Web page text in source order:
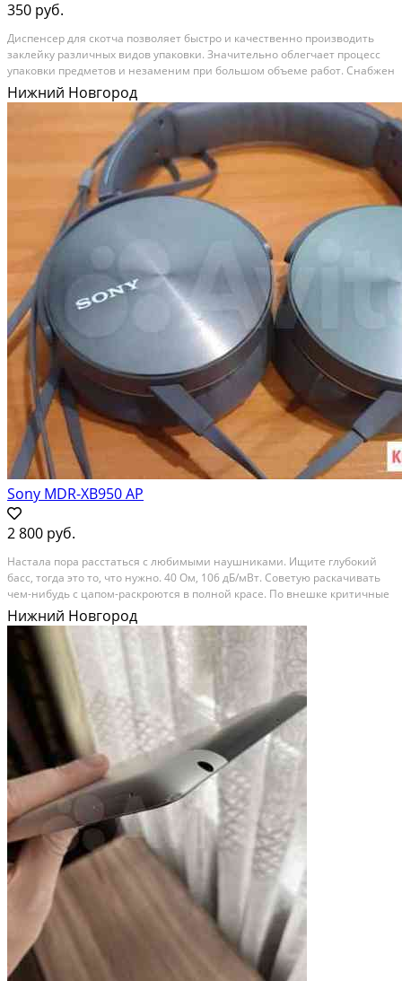
350 руб.
Диспенсер для скотча позволяет быстро и качественно производить
заклейку различных видов упаковки. Значительно облегчает процесс
упаковки предметов и незаменим при большом объеме работ. Снабжен
удобной ручкой, каучуковым валиком и отрезным металлическим
ножом. Диспенсер для ленты 50мм - 350 руб.,...
Нижний Новгород
Sony MDR-XB950 AP
2 800 руб.
Настала пора расстаться с любимыми наушниками. Ищите глубокий
басс, тогда это то, что нужно. 40 Ом, 106 дБ/мВт. Советую раскачивать
чем-нибудь с цапом-раскроются в полной красе. По внешке критичные
моменты на фото. Аппаратно полностью исправны. Состояние: б/у.
Нижний Новгород